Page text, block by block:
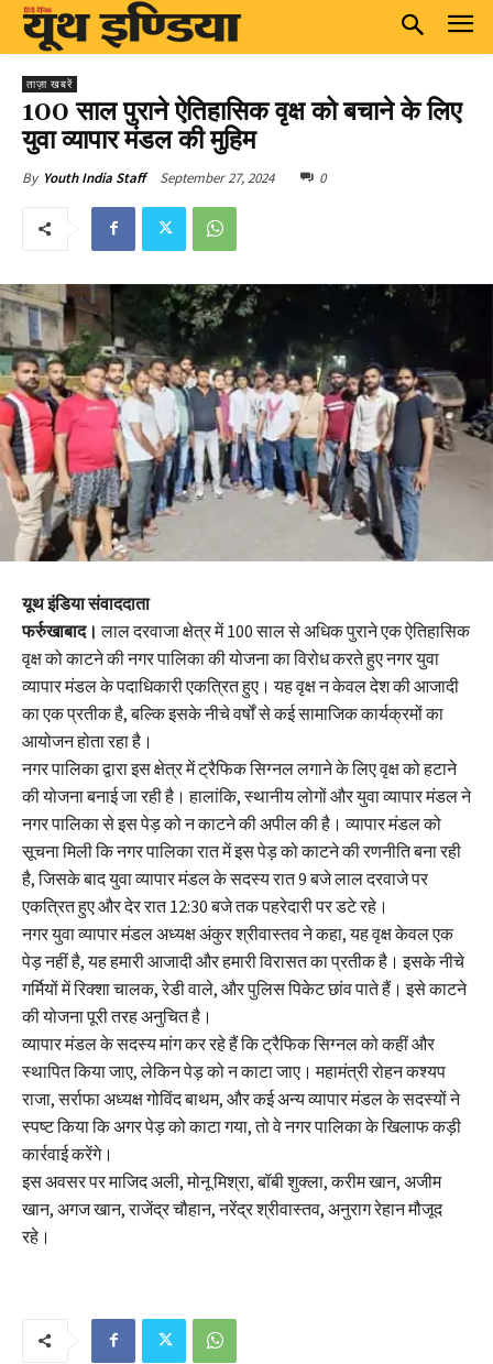
ताज़ा खबरें
100 साल पुराने ऐतिहासिक वृक्ष को बचाने के लिए
युवा व्यापार मंडल की मुहिम
By Youth India Staff September 27, 2024 0
यूथ इंडिया संवाददाता
फर्रुखाबाद। लाल दरवाजा क्षेत्र में 100 साल से अधिक पुराने एक ऐतिहासिक
वृक्ष को काटने की नगर पालिका की योजना का विरोध करते हुए नगर युवा
व्यापार मंडल के पदाधिकारी एकत्रित हुए। यह वृक्ष न केवल देश की आजादी
का एक प्रतीक है, बल्कि इसके नीचे वर्षों से कई सामाजिक कार्यक्रमों का
आयोजन होता रहा है।
नगर पालिका द्वारा इस क्षेत्र में ट्रैफिक सिग्नल लगाने के लिए वृक्ष को हटाने
की योजना बनाई जा रही है। हालांकि, स्थानीय लोगों और युवा व्यापार मंडल ने
नगर पालिका से इस पेड़ को न काटने की अपील की है। व्यापार मंडल को
सूचना मिली कि नगर पालिका रात में इस पेड़ को काटने की रणनीति बना रही
है, जिसके बाद युवा व्यापार मंडल के सदस्य रात 9 बजे लाल दरवाजे पर
एकत्रित हुए और देर रात 12:30 बजे तक पहरेदारी पर डटे रहे।
नगर युवा व्यापार मंडल अध्यक्ष अंकुर श्रीवास्तव ने कहा, यह वृक्ष केवल एक
पेड़ नहीं है, यह हमारी आजादी और हमारी विरासत का प्रतीक है। इसके नीचे
गर्मियों में रिक्शा चालक, रेडी वाले, और पुलिस पिकेट छांव पाते हैं। इसे काटने
की योजना पूरी तरह अनुचित है।
व्यापार मंडल के सदस्य मांग कर रहे हैं कि ट्रैफिक सिग्नल को कहीं और
स्थापित किया जाए, लेकिन पेड़ को न काटा जाए। महामंत्री रोहन कश्यप
राजा, सर्राफा अध्यक्ष गोविंद बाथम, और कई अन्य व्यापार मंडल के सदस्यों ने
स्पष्ट किया कि अगर पेड़ को काटा गया, तो वे नगर पालिका के खिलाफ कड़ी
कार्रवाई करेंगे।
इस अवसर पर माजिद अली, मोनू मिश्रा, बॉबी शुक्ला, करीम खान, अजीम
खान, अगज खान, राजेंद्र चौहान, नरेंद्र श्रीवास्तव, अनुराग रेहान मौजूद
रहे।